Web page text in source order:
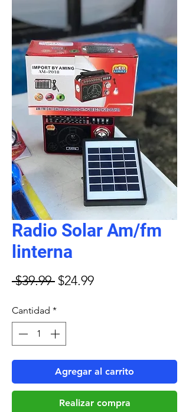
Radio Solar Am/fm
linterna
$39.99 Precio
$24.99Precio
Cantidad *
Agregar al carrito
Realizar compra